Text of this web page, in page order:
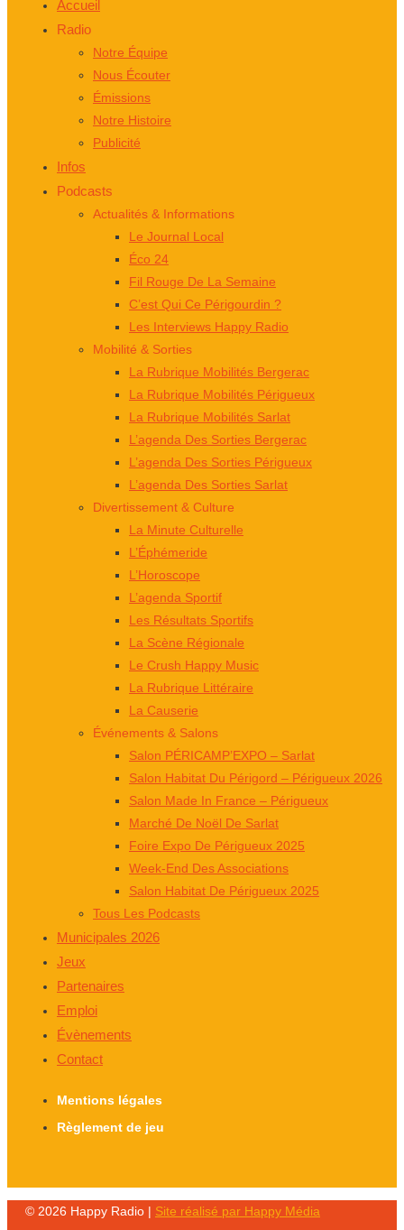
Accueil
Radio
Notre Équipe
Nous Écouter
Émissions
Notre Histoire
Publicité
Infos
Podcasts
Actualités & Informations
Le Journal Local
Éco 24
Fil Rouge De La Semaine
C’est Qui Ce Périgourdin ?
Les Interviews Happy Radio
Mobilité & Sorties
La Rubrique Mobilités Bergerac
La Rubrique Mobilités Périgueux
La Rubrique Mobilités Sarlat
L’agenda Des Sorties Bergerac
L’agenda Des Sorties Périgueux
L’agenda Des Sorties Sarlat
Divertissement & Culture
La Minute Culturelle
L’Éphémeride
L’Horoscope
L’agenda Sportif
Les Résultats Sportifs
La Scène Régionale
Le Crush Happy Music
La Rubrique Littéraire
La Causerie
Événements & Salons
Salon PÉRICAMP’EXPO – Sarlat
Salon Habitat Du Périgord – Périgueux 2026
Salon Made In France – Périgueux
Marché De Noël De Sarlat
Foire Expo De Périgueux 2025
Week-End Des Associations
Salon Habitat De Périgueux 2025
Tous Les Podcasts
Municipales 2026
Jeux
Partenaires
Emploi
Évènements
Contact
Mentions légales
Règlement de jeu
© 2026 Happy Radio | Site réalisé par Happy Média